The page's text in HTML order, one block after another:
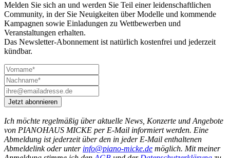
Melden Sie sich an und werden Sie Teil einer leidenschaftlichen
Community, in der Sie Neuigkeiten über Modelle und kommende
Kampagnen sowie Einladungen zu Wettbewerben und
Veranstaltungen erhalten.
Das Newsletter-Abonnement ist natürlich kostenfrei und jederzeit
kündbar.
Jetzt abonnieren
Ich möchte regelmäßig über aktuelle News, Konzerte und Angebote
von PIANOHAUS MICKE per E-Mail informiert werden. Eine
Abmeldung ist jederzeit über den in jeder E-Mail enthaltenen
Abmeldelink oder unter info@piano-micke.de möglich. Mit meiner